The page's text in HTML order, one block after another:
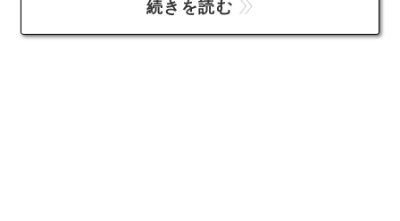
続きを読む